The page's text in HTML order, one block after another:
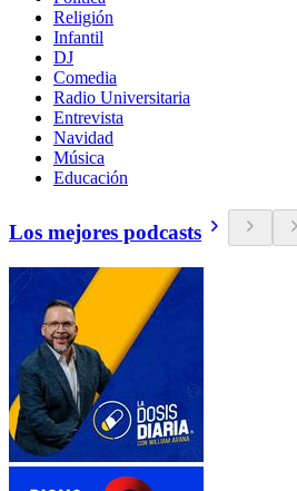
Religión
Infantil
DJ
Comedia
Radio Universitaria
Entrevista
Navidad
Música
Educación
Los mejores podcasts